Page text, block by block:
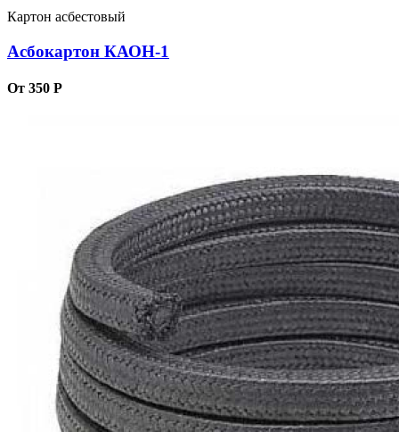
Картон асбестовый
Асбокартон КАОН-1
От 350 Р